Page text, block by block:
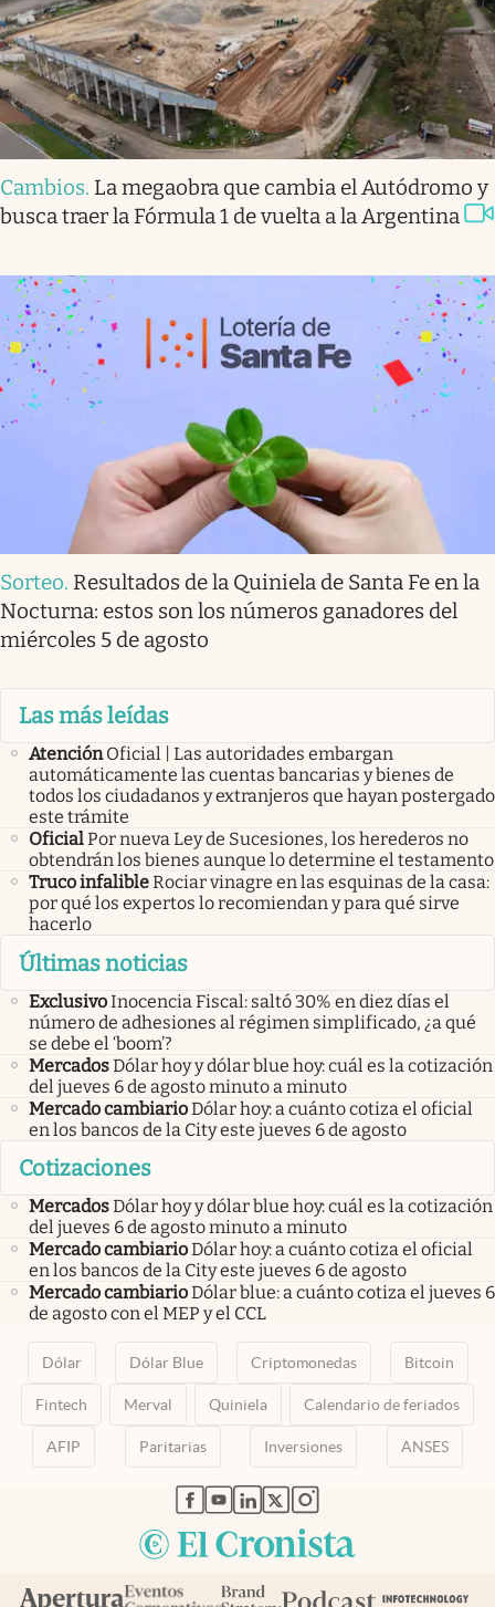
Cambios. La megaobra que cambia el Autódromo y
busca traer la Fórmula 1 de vuelta a la Argentina
Sorteo. Resultados de la Quiniela de Santa Fe en la
Nocturna: estos son los números ganadores del
miércoles 5 de agosto
Las más leídas
Atención Oficial | Las autoridades embargan
automáticamente las cuentas bancarias y bienes de
todos los ciudadanos y extranjeros que hayan postergado
este trámite
OficialPor nueva Ley de Sucesiones, los herederos no
obtendrán los bienes aunque lo determine el testamento
Truco infalibleRociar vinagre en las esquinas de la casa:
por qué los expertos lo recomiendan y para qué sirve
hacerlo
Últimas noticias
ExclusivoInocencia Fiscal: saltó 30% en diez días el
número de adhesiones al régimen simplificado, ¿a qué
se debe el ‘boom’?
MercadosDólar hoy y dólar blue hoy: cuál es la cotización
del jueves 6 de agosto minuto a minuto
Mercado cambiarioDólar hoy: a cuánto cotiza el oficial
en los bancos de la City este jueves 6 de agosto
Cotizaciones
MercadosDólar hoy y dólar blue hoy: cuál es la cotización
del jueves 6 de agosto minuto a minuto
Mercado cambiarioDólar hoy: a cuánto cotiza el oficial
en los bancos de la City este jueves 6 de agosto
Mercado cambiarioDólar blue: a cuánto cotiza el jueves 6
de agosto con el MEP y el CCL
Dólar Dólar Blue Criptomonedas Bitcoin
Fintech Merval Quiniela Calendario de feriados
AFIP Paritarias Inversiones ANSES
abre en nueva pestaña
abre en nueva pestaña
abre en nueva pestaña
abre en nueva pestaña
abre en nueva pestaña